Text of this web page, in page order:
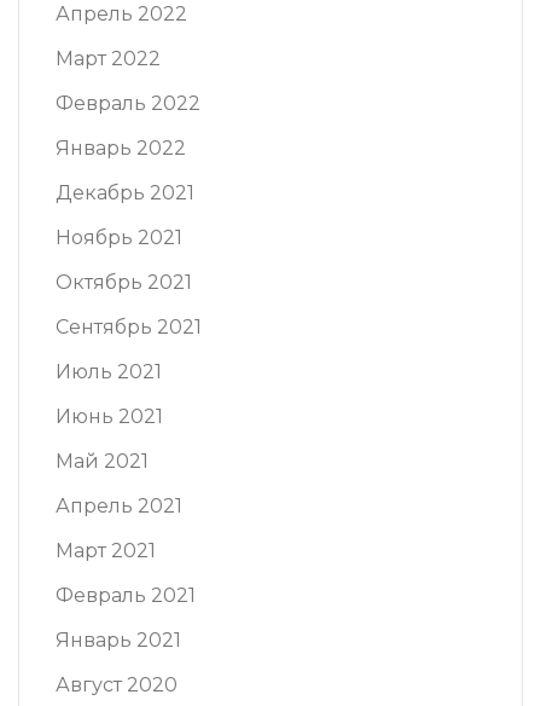
Апрель 2022
Март 2022
Февраль 2022
Январь 2022
Декабрь 2021
Ноябрь 2021
Октябрь 2021
Сентябрь 2021
Июль 2021
Июнь 2021
Май 2021
Апрель 2021
Март 2021
Февраль 2021
Январь 2021
Август 2020